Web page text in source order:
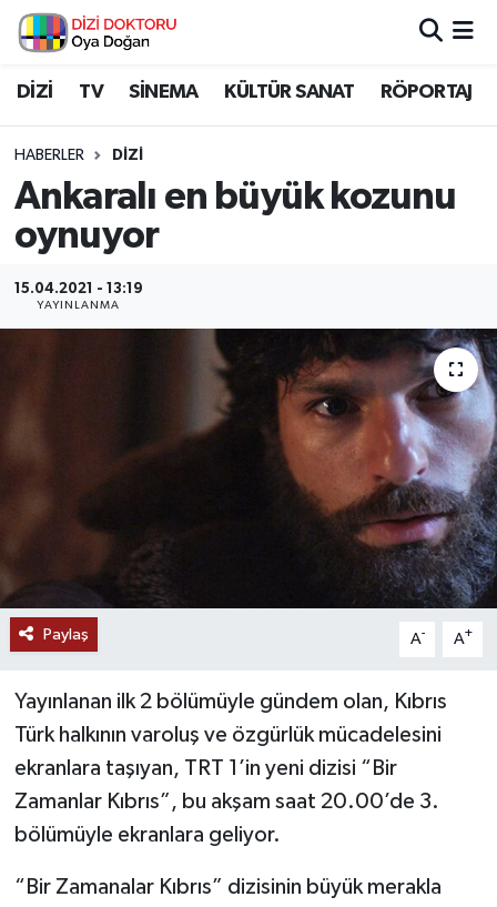
DİZİ TV SİNEMA KÜLTÜR SANAT RÖPORTAJ
HABERLER DİZİ
Ankaralı en büyük kozunu
oynuyor
15.04.2021 - 13:19
YAYINLANMA
Paylaş A- A+
Yayınlanan ilk 2 bölümüyle gündem olan, Kıbrıs
Türk halkının varoluş ve özgürlük mücadelesini
ekranlara taşıyan, TRT 1’in yeni dizisi “Bir
Zamanlar Kıbrıs”, bu akşam saat 20.00’de 3.
bölümüyle ekranlara geliyor.
“Bir Zamanalar Kıbrıs” dizisinin büyük merakla
İstanbul Nöbetçi Eczaneler
İstanbul Namaz Vakitleri
İstanbul Trafik Yoğunluk Haritası
Süper Lig Puan Durumu ve Fikstür
Son Dakika Haberleri
Haber Arşivi